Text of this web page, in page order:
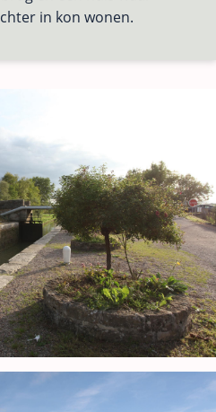
in kon wonen.